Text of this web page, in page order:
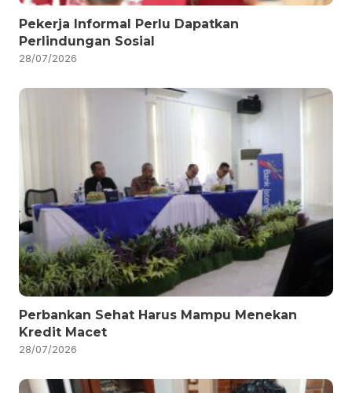
Pekerja Informal Perlu Dapatkan
Perlindungan Sosial
28/07/2026
Perbankan Sehat Harus Mampu Menekan
Kredit Macet
28/07/2026